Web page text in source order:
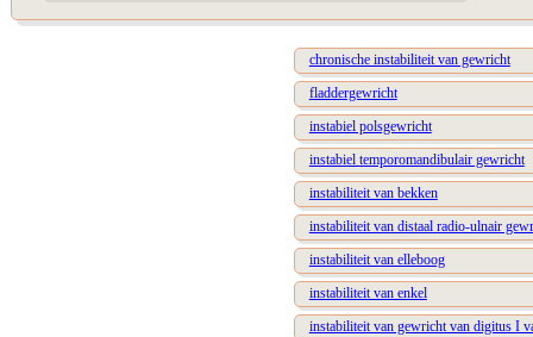
chronische instabiliteit van gewricht
fladdergewricht
instabiel polsgewricht
instabiel temporomandibulair gewricht
instabiliteit van bekken
instabiliteit van distaal radio-ulnair
instabiliteit van elleboog
instabiliteit van enkel
instabiliteit van gewricht van digitus I